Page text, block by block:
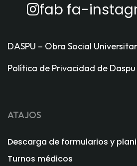
fab fa-
DASPU – Obra Social
Política de Privacidad de Daspu
ATAJOS
Descarga de formularios y
Turnos médicos